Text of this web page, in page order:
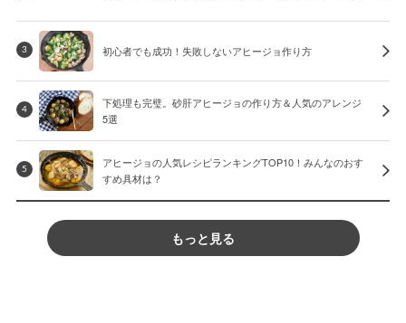
3 初心者でも成功！失敗しないアヒージョ作り方
4
下処理も完璧。砂肝アヒージョの作り方＆人気のアレンジ
5選
5
アヒージョの人気レシピランキングTOP10！みんなのおす
すめ具材は？
もっと見る